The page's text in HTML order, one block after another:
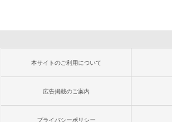
本サイトのご利用について
広告掲載のご案内
プライバシーポリシー